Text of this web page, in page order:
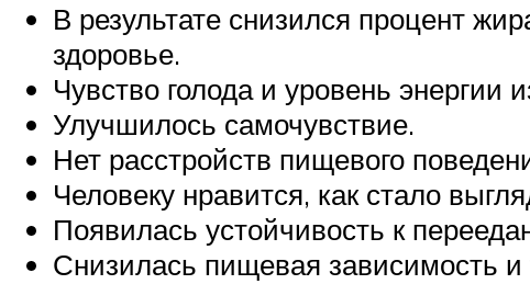
В результате снизился процент
здоровье.
Чувство голода и уровень энергии
Улучшилось самочувствие.
Нет расстройств пищевого
Человеку нравится, как стало
Появилась устойчивость к
Снизилась пищевая зависимость